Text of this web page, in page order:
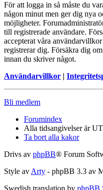
För att logga in så måste du
någon minut men ger dig nya
möjligheter.
till registrerade användare.
accepterat våra
registrerar dig. Försäkra dig
innan du skriver något.
Användarvillkor |
Bli medlem
Forumindex
Alla tidsangivelser är
Ta bort alla kakor
Drivs av phpBB® Forum
Style avArty - phpBB 3.3 av